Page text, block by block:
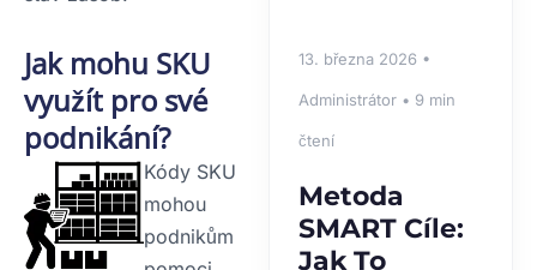
Jak mohu SKU
využít pro své
podnikání?
Kódy SKU
mohou
podnikům
13. března 2026 •
Administrátor • 9 min
čtení
Metoda
SMART Cíle:
Jak To